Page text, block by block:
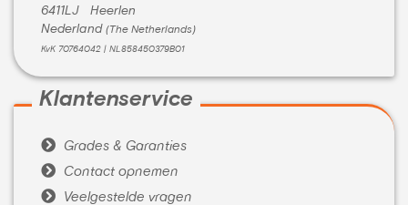
6411LJ Heerlen
Nederland (The Netherlands)
KvK 70764042 | NL858450379B01
Klantenservice
 Grades & Garanties
 Contact opnemen
 Veelgestelde vragen